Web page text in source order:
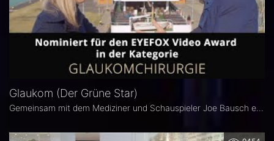
Glaukom (Der Grüne Star)
Gemeinsam mit dem Mediziner und Schauspieler Joe Bausch erklärt Frau Dr. med. Catharina Latz die Ursachen und Therapie dieser Erkrankung.